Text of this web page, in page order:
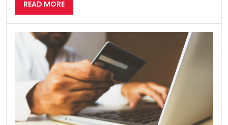
READ MOREREAD
MORE